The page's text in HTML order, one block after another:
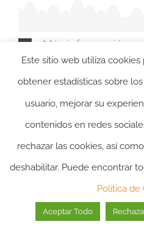
Más información
Recurrir el Valor
COOKIES|
Este sitio web utiliza
obtener estadísticas sobre
usuario, mejorar su
contenidos en redes
rechazar las cookies, así
deshabilitar. Puede encontrar
Política de
Aceptar Todo